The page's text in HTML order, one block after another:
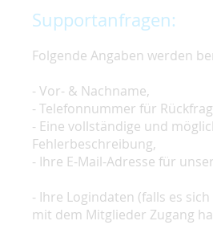
Supportanfragen:
Folgende Angaben werden
- Vor- & Nachname,
- Telefonnummer für
- Eine vollständige und
Fehlerbeschreibung,
- Ihre E-Mail-Adresse für
- Ihre Logindaten (falls es
mit dem Mitglieder Zugang